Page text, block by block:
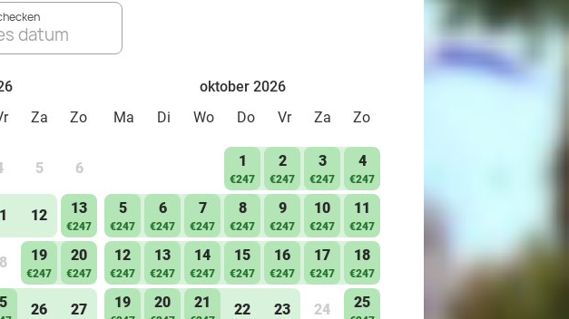
datum
Za Zo
5 6
12 13
€247
19
€247
20
€247
26 27
oktober 2026
Ma
Di Wo Do Vr Za Zo
1
€247
2
€247
3
€247
4
€247
5
€247
6
€247
7
€247
8
€247
9
€247
10
€247
11
€247
12
€247
13
€247
14
€247
15
€247
16
€247
17
€247
18
€247
19 20 21 22 23 24 25